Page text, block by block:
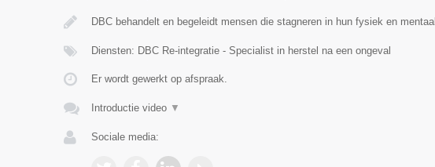
DBC behandelt en begeleidt mensen die stagneren in hun fysiek en mentaal
Diensten: DBC Re-integratie - Specialist in herstel na een ongeval
Er wordt gewerkt op afspraak.
Introductie video ▼
Sociale media: